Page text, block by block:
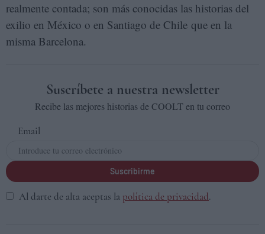
realmente contada; son más conocidas las historias del
exilio en México o en Santiago de Chile que en la
misma Barcelona.
Suscríbete a nuestra newsletter
Recibe las mejores historias de COOLT en tu correo
Email
Suscribirme
Al darte de alta aceptas la política de privacidad.